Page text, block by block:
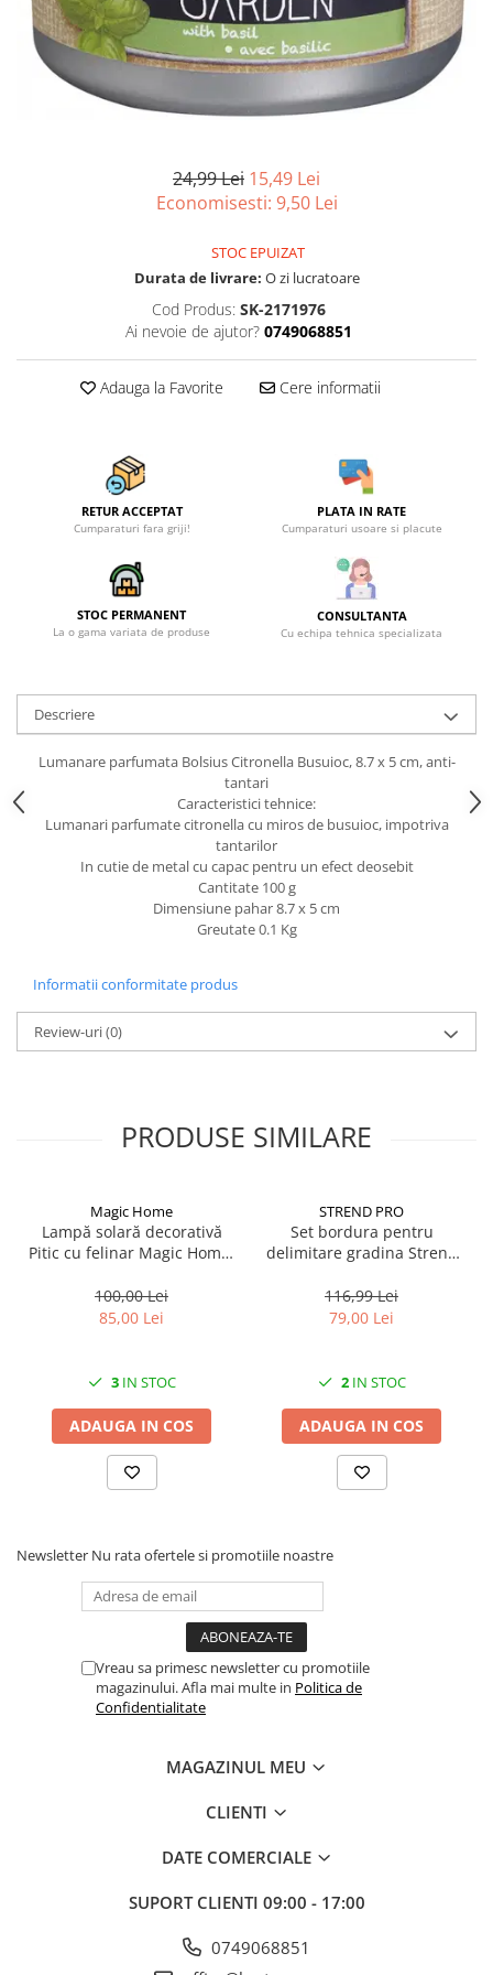
Sfoara si franghii
Suruburi, dibluri si accesorii
prindere
Mufe si conectori irigare
Panouri si elemente gard
Pavaje si borduri
Termometre Meteo
Pentru toaleta si wc
Pentru toate suprafetele
Solutii pentru suprafetele din lemn
Solutii specializate
Solutii professionale pentru
24,99 Lei 15,49 Lei
Economisesti: 9,50 Lei
STOC EPUIZAT
Durata de livrare: O zi lucratoare
Cod Produs: SK-2171976
Ai nevoie de ajutor? 0749068851
Adauga la Favorite Cere informatii
RETUR ACCEPTAT
Cumparaturi fara griji!
PLATA IN RATE
Cumparaturi usoare si placute
STOC PERMANENT
La o gama variata de produse
CONSULTANTA
Cu echipa tehnica specializata
Descriere
Lumanare parfumata Bolsius Citronella Busuioc, 8.7 x 5 cm, anti-
tantari
Caracteristici tehnice:
Lumanari parfumate citronella cu miros de busuioc, impotriva
tantarilor
In cutie de metal cu capac pentru un efect deosebit
Cantitate 100 g
Dimensiune pahar 8.7 x 5 cm
Greutate 0.1 Kg
Informatii conformitate produs
Review-uri(0)
PRODUSE SIMILARE
Magic Home
Lampă solară decorativă
Pitic cu felinar Magic Home,
pentru grădină și curte
100,00 Lei
85,00 Lei
3IN STOC
ADAUGA IN COS
STREND PRO
Set bordura pentru
delimitare gradina Strend
lungime totala 4.8 m
116,99 Lei
79,00 Lei
2IN STOC
ADAUGA IN COS
Newsletter Nu rata ofertele si promotiile noastre
Vreau sa primesc newsletter cu promotiile
magazinului. Afla mai multe in Politica de
Confidentialitate
MAGAZINUL MEU
CLIENTI
DATE COMERCIALE
SUPORT CLIENTI 09:00 - 17:00
0749068851